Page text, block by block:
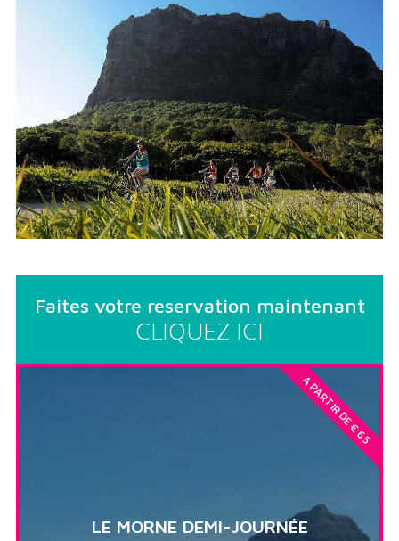
Faites votre reservation maintenant
CLIQUEZ ICI
LE MORNE DEMI-JOURNÉE
A PARTIR DE € 65